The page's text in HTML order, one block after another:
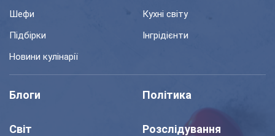
Шефи
Кухні світу
Підбірки
Інгрідієнти
Новини кулінарії
Блоги Політика
Світ Розслідування